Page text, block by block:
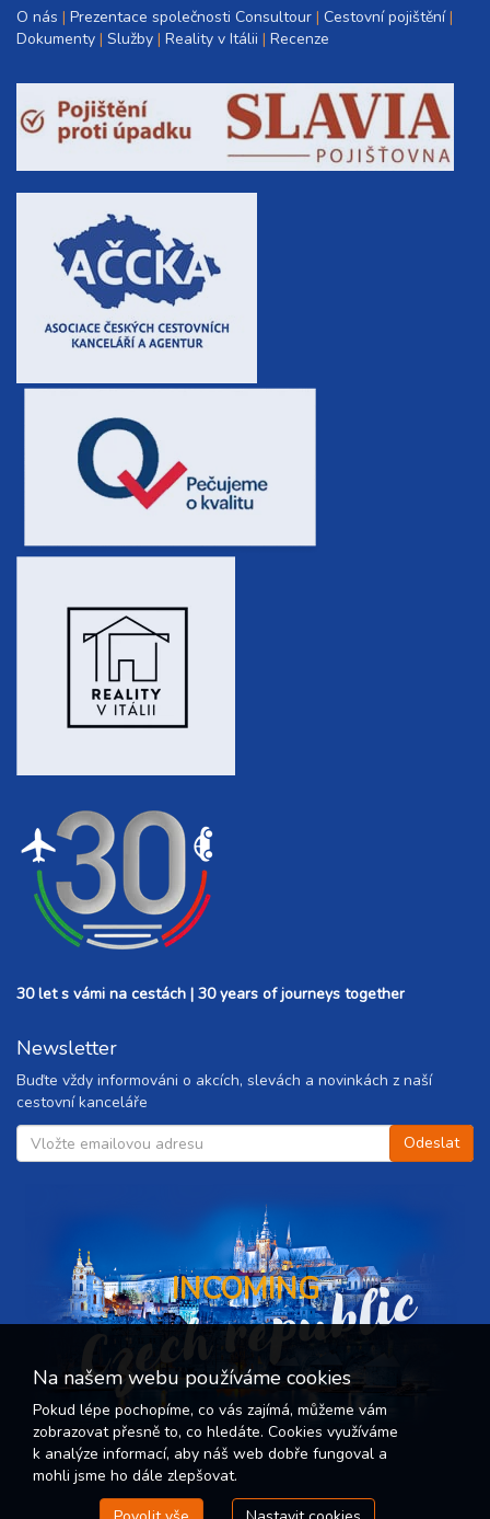
O nás Prezentace společnosti Consultour Cestovní pojištění
Dokumenty Služby Reality v Itálii Recenze
30 let s vámi na cestách | 30 years of journeys together
Newsletter
Buďte vždy informováni o akcích, slevách a novinkách z naší
cestovní kanceláře
INCOMING
Czech republic
Na našem webu používáme cookies
Pokud lépe pochopíme, co vás zajímá, můžeme vám
zobrazovat přesně to, co hledáte. Cookies využíváme
k analýze informací, aby náš web dobře fungoval a
mohli jsme ho dále zlepšovat.